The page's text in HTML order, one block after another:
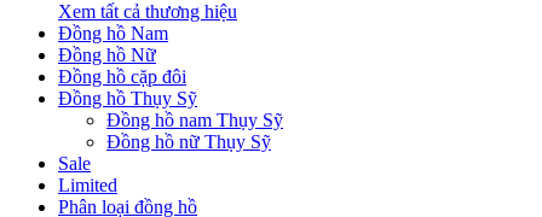
Xem tất cả thương hiệu
Đồng hồ Nam
Đồng hồ Nữ
Đồng hồ cặp đôi
Đồng hồ Thụy Sỹ
Đồng hồ nam Thụy Sỹ
Đồng hồ nữ Thụy Sỹ
Sale
Limited
Phân loại đồng hồ